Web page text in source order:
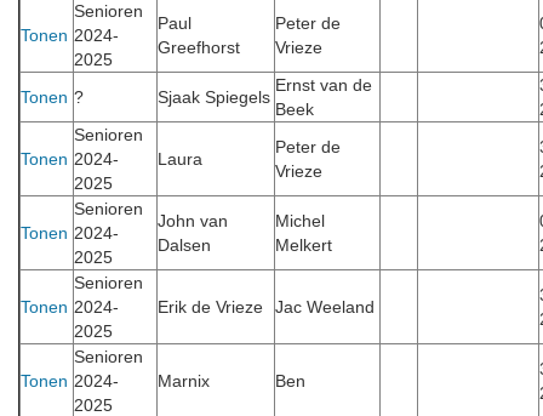
Tonen
Senioren
2024-
2025
Paul
Greefhorst
Peter de
Vrieze
Tonen ? Sjaak Spiegels
Ernst van de
Beek
Tonen
Senioren
2024-
2025
Laura
Peter de
Vrieze
Tonen
Senioren
2024-
2025
John van
Dalsen
Michel
Melkert
Tonen
Senioren
2024-
2025
Erik de Vrieze Jac Weeland
Tonen
Senioren
2024-
2025
Marnix Ben